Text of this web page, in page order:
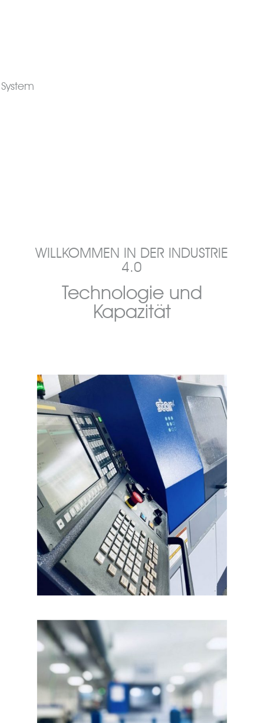
WILLKOMMEN IN DER INDUSTRIE
4.0
Technologie und
Kapazität